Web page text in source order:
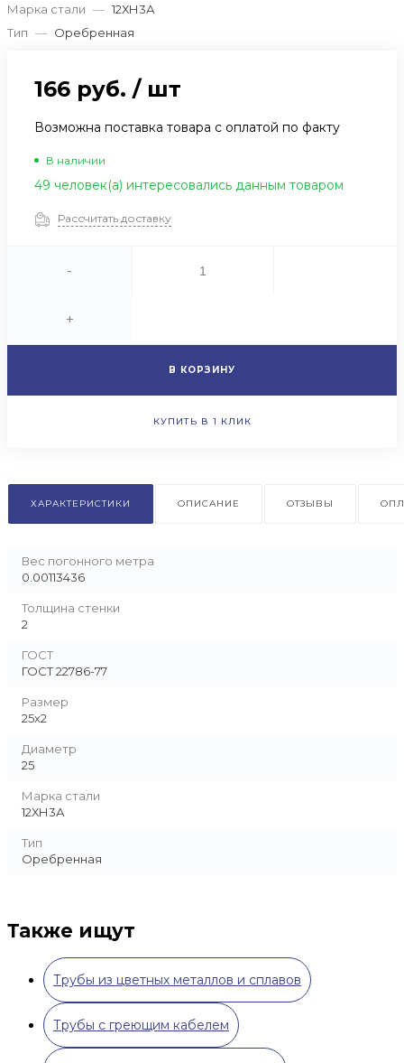
Марка стали — 12ХН3А
Тип — Оребренная
166 руб. / шт
Возможна поставка товара с оплатой по факту
В наличии
49 человек(а) интересовались данным товаром
Рассчитать доставку
-
+
В КОРЗИНУ
КУПИТЬ В 1 КЛИК
ХАРАКТЕРИСТИКИ ОПИСАНИЕ ОТЗЫВЫ
Вес погонного метра
0.00113436
Толщина стенки
2
ГОСТ
ГОСТ 22786-77
Размер
25х2
Диаметр
25
Марка стали
12ХН3А
Тип
Оребренная
Также ищут
Трубы из цветных металлов и сплавов
Трубы с греющим кабелем